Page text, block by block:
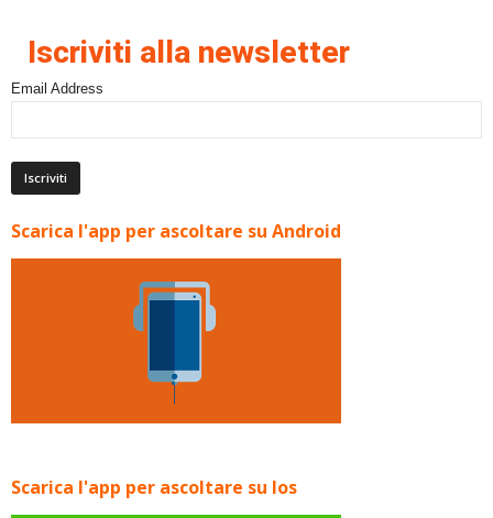
Iscriviti alla newsletter
Email Address
Scarica l'app per ascoltare su Android
Scarica l'app per ascoltare su Ios